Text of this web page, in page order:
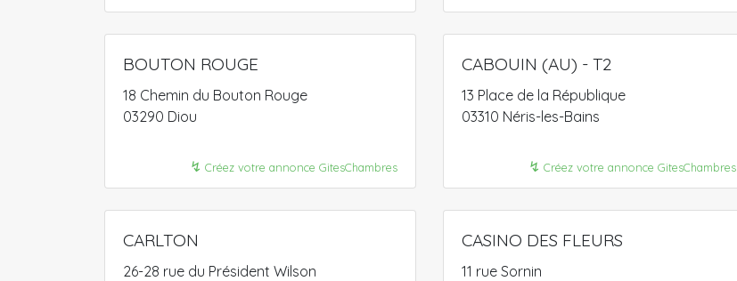
BOUTON ROUGE
18 Chemin du Bouton Rouge
03290 Diou
↯ Créez votre annonce GitesChambres
CABOUIN (AU) - T2
13 Place de la République
03310 Néris-les-Bains
↯ Créez votre annonce GitesChambres
CARLTON
26-28 rue du Président Wilson
CASINO DES FLEURS
11 rue Sornin